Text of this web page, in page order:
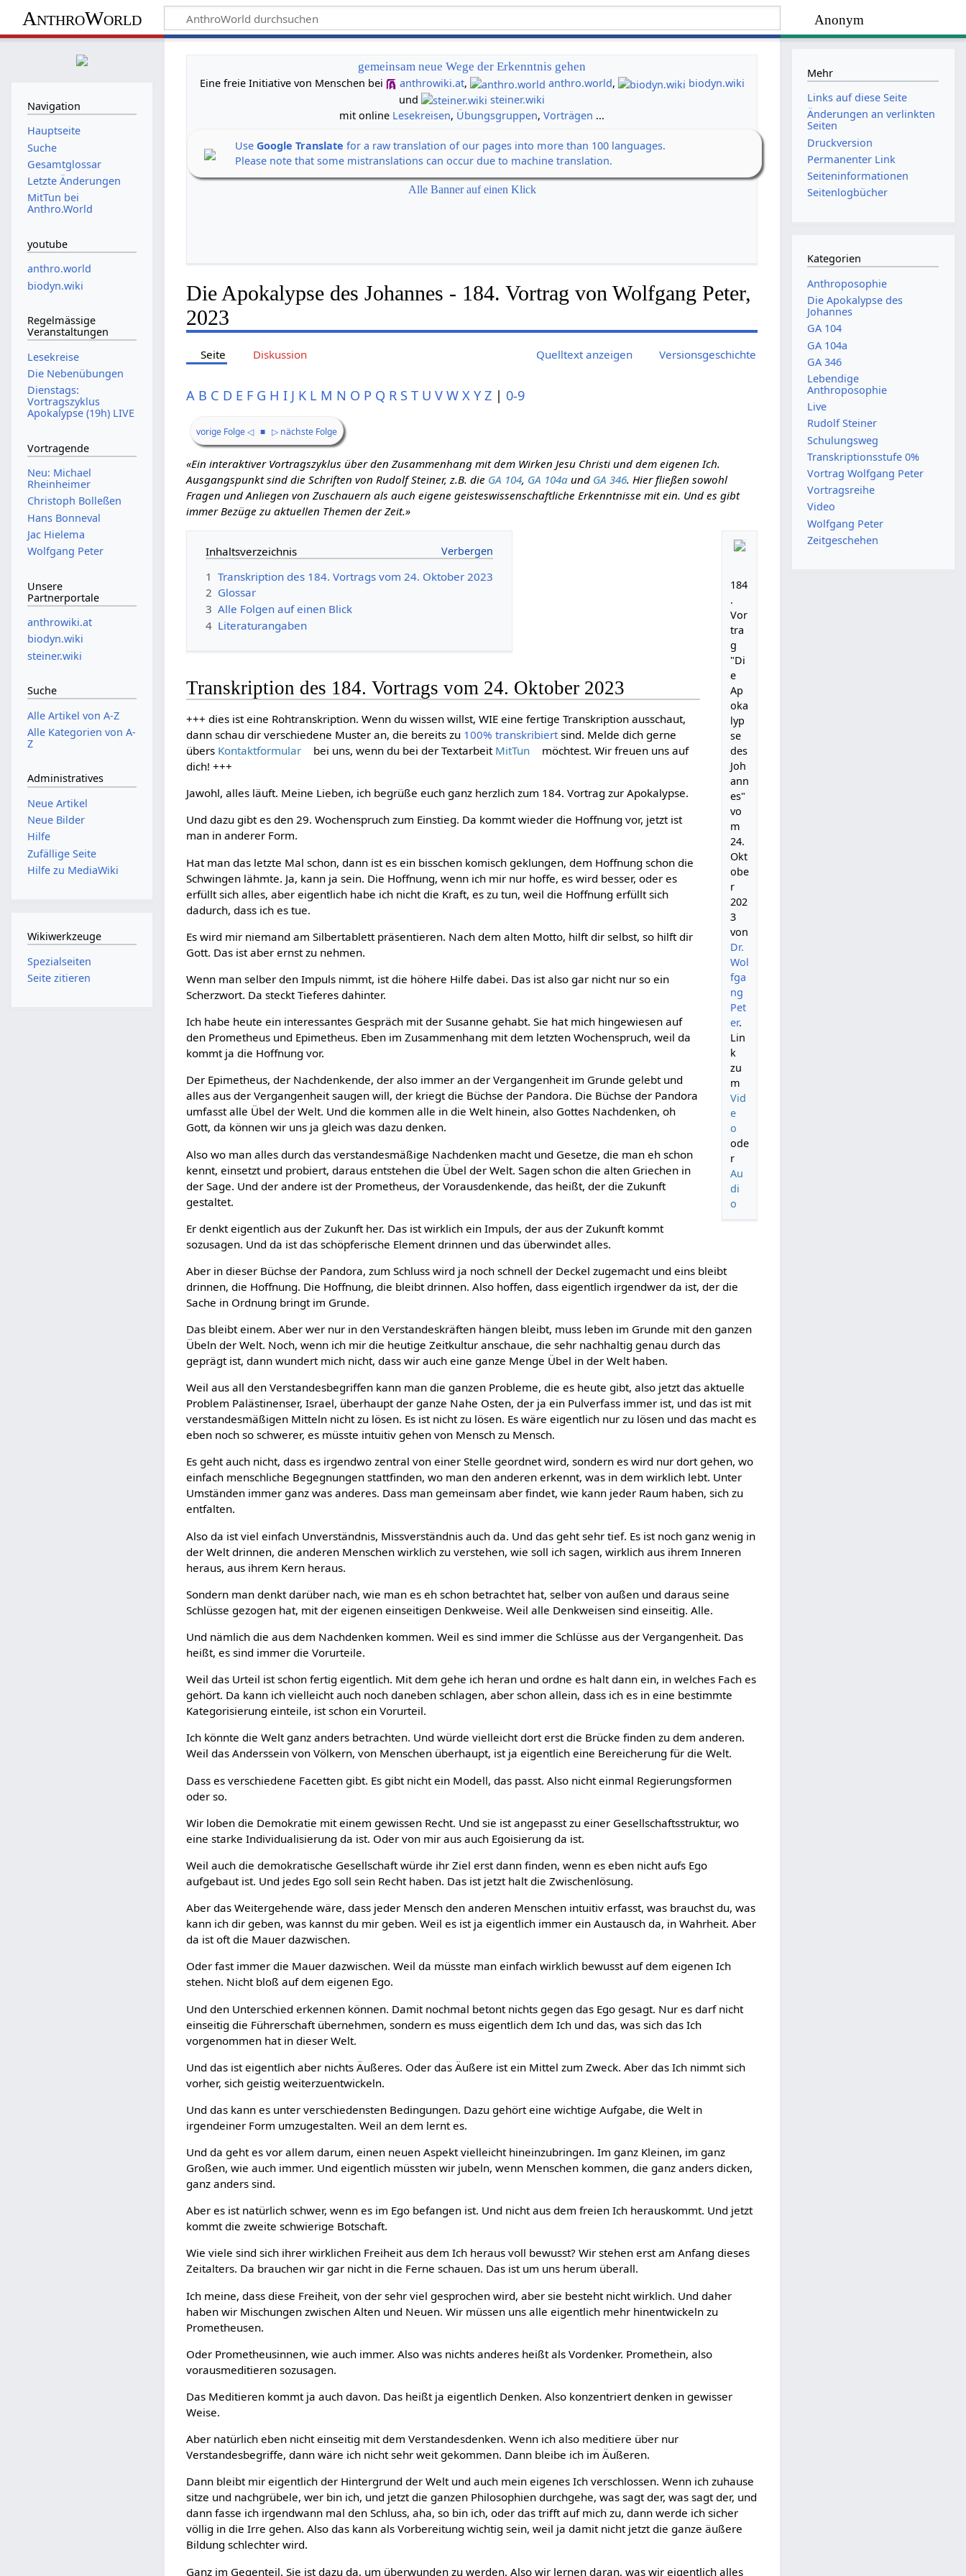
Anonym
AnthroWorld
gemeinsam neue Wege der Erkenntnis gehen
Eine freie Initiative von Menschen bei
anthrowiki.at, anthro.world,
biodyn.wiki
und
steiner.wiki
mit online Lesekreisen, Übungsgruppen,Vorträgen ...
UseGoogle Translate for a raw translation of our pages into more than 100 languages.
Please note that some mistranslations can occur due to machine translation.
Alle Banner auf einen Klick
Die Apokalypse des Johannes - 184. Vortrag von Wolfgang Peter,
2023
Seite Diskussion Quelltext anzeigen Versionsgeschichte
A B C D E F G H I J K L M N O P Q R S T U V W X Y Z | 0-9
vorige Folge ◁ ■ ▷ nächste Folge
«Ein interaktiver Vortragszyklus über den Zusammenhang mit dem Wirken Jesu Christi und dem eigenen Ich.
Ausgangspunkt sind die Schriften von Rudolf Steiner, z.B. die GA 104, GA 104a und GA 346. Hier fließen sowohl
Fragen und Anliegen von Zuschauern als auch eigene geisteswissenschaftliche Erkenntnisse mit ein. Und es gibt
immer Bezüge zu aktuellen Themen der Zeit.»
184
.
Vor
tra
g
"Di
e
Ap
oka
lyp
se
des
Joh
ann
es"
vo
m
24.
Okt
obe
r
202
3
von
Dr.
Wol
fga
ng
Pet
er.
Lin
k
zu
m
Vid
e
o
ode
r
Au
di
o
Inhaltsverzeichnis
1 Transkription des 184. Vortrags vom 24. Oktober 2023
2 Glossar
3 Alle Folgen auf einen Blick
4 Literaturangaben
Transkription des 184. Vortrags vom 24. Oktober 2023
+++ dies ist eine Rohtranskription. Wenn du wissen willst, WIE eine fertige Transkription ausschaut,
dann schau dir verschiedene Muster an, die bereits zu 100% transkribiertsind. Melde dich gerne
übers Kontaktformular bei uns, wenn du bei der Textarbeit MitTun
möchtest. Wir freuen uns auf
dich! +++
Jawohl, alles läuft. Meine Lieben, ich begrüße euch ganz herzlich zum 184. Vortrag zur Apokalypse.
Und dazu gibt es den 29. Wochenspruch zum Einstieg. Da kommt wieder die Hoffnung vor, jetzt ist
man in anderer Form.
Hat man das letzte Mal schon, dann ist es ein bisschen komisch geklungen, dem Hoffnung schon die
Schwingen lähmte. Ja, kann ja sein. Die Hoffnung, wenn ich mir nur hoffe, es wird besser, oder es
erfüllt sich alles, aber eigentlich habe ich nicht die Kraft, es zu tun, weil die Hoffnung erfüllt sich
dadurch, dass ich es tue.
Es wird mir niemand am Silbertablett präsentieren. Nach dem alten Motto, hilft dir selbst, so hilft dir
Gott. Das ist aber ernst zu nehmen.
Wenn man selber den Impuls nimmt, ist die höhere Hilfe dabei. Das ist also gar nicht nur so ein
Scherzwort. Da steckt Tieferes dahinter.
Ich habe heute ein interessantes Gespräch mit der Susanne gehabt. Sie hat mich hingewiesen auf
den Prometheus und Epimetheus. Eben im Zusammenhang mit dem letzten Wochenspruch, weil da
kommt ja die Hoffnung vor.
Der Epimetheus, der Nachdenkende, der also immer an der Vergangenheit im Grunde gelebt und
alles aus der Vergangenheit saugen will, der kriegt die Büchse der Pandora. Die Büchse der Pandora
umfasst alle Übel der Welt. Und die kommen alle in die Welt hinein, also Gottes Nachdenken, oh
Gott, da können wir uns ja gleich was dazu denken.
Also wo man alles durch das verstandesmäßige Nachdenken macht und Gesetze, die man eh schon
kennt, einsetzt und probiert, daraus entstehen die Übel der Welt. Sagen schon die alten Griechen in
der Sage. Und der andere ist der Prometheus, der Vorausdenkende, das heißt, der die Zukunft
gestaltet.
Er denkt eigentlich aus der Zukunft her. Das ist wirklich ein Impuls, der aus der Zukunft kommt
sozusagen. Und da ist das schöpferische Element drinnen und das überwindet alles.
Aber in dieser Büchse der Pandora, zum Schluss wird ja noch schnell der Deckel zugemacht und eins bleibt
drinnen, die Hoffnung. Die Hoffnung, die bleibt drinnen. Also hoffen, dass eigentlich irgendwer da ist, der die
Sache in Ordnung bringt im Grunde.
Das bleibt einem. Aber wer nur in den Verstandeskräften hängen bleibt, muss leben im Grunde mit den ganzen
Übeln der Welt. Noch, wenn ich mir die heutige Zeitkultur anschaue, die sehr nachhaltig genau durch das
geprägt ist, dann wundert mich nicht, dass wir auch eine ganze Menge Übel in der Welt haben.
Weil aus all den Verstandesbegriffen kann man die ganzen Probleme, die es heute gibt, also jetzt das aktuelle
Problem Palästinenser, Israel, überhaupt der ganze Nahe Osten, der ja ein Pulverfass immer ist, und das ist mit
verstandesmäßigen Mitteln nicht zu lösen. Es ist nicht zu lösen. Es wäre eigentlich nur zu lösen und das macht es
eben noch so schwerer, es müsste intuitiv gehen von Mensch zu Mensch.
Es geht auch nicht, dass es irgendwo zentral von einer Stelle geordnet wird, sondern es wird nur dort gehen, wo
einfach menschliche Begegnungen stattfinden, wo man den anderen erkennt, was in dem wirklich lebt. Unter
Umständen immer ganz was anderes. Dass man gemeinsam aber findet, wie kann jeder Raum haben, sich zu
entfalten.
Also da ist viel einfach Unverständnis, Missverständnis auch da. Und das geht sehr tief. Es ist noch ganz wenig in
der Welt drinnen, die anderen Menschen wirklich zu verstehen, wie soll ich sagen, wirklich aus ihrem Inneren
heraus, aus ihrem Kern heraus.
Sondern man denkt darüber nach, wie man es eh schon betrachtet hat, selber von außen und daraus seine
Schlüsse gezogen hat, mit der eigenen einseitigen Denkweise. Weil alle Denkweisen sind einseitig. Alle.
Und nämlich die aus dem Nachdenken kommen. Weil es sind immer die Schlüsse aus der Vergangenheit. Das
heißt, es sind immer die Vorurteile.
Weil das Urteil ist schon fertig eigentlich. Mit dem gehe ich heran und ordne es halt dann ein, in welches Fach es
gehört. Da kann ich vielleicht auch noch daneben schlagen, aber schon allein, dass ich es in eine bestimmte
Kategorisierung einteile, ist schon ein Vorurteil.
Ich könnte die Welt ganz anders betrachten. Und würde vielleicht dort erst die Brücke finden zu dem anderen.
Weil das Anderssein von Völkern, von Menschen überhaupt, ist ja eigentlich eine Bereicherung für die Welt.
Dass es verschiedene Facetten gibt. Es gibt nicht ein Modell, das passt. Also nicht einmal Regierungsformen
oder so.
Wir loben die Demokratie mit einem gewissen Recht. Und sie ist angepasst zu einer Gesellschaftsstruktur, wo
eine starke Individualisierung da ist. Oder von mir aus auch Egoisierung da ist.
Weil auch die demokratische Gesellschaft würde ihr Ziel erst dann finden, wenn es eben nicht aufs Ego
aufgebaut ist. Und jedes Ego soll sein Recht haben. Das ist jetzt halt die Zwischenlösung.
Aber das Weitergehende wäre, dass jeder Mensch den anderen Menschen intuitiv erfasst, was brauchst du, was
kann ich dir geben, was kannst du mir geben. Weil es ist ja eigentlich immer ein Austausch da, in Wahrheit. Aber
da ist oft die Mauer dazwischen.
Oder fast immer die Mauer dazwischen. Weil da müsste man einfach wirklich bewusst auf dem eigenen Ich
stehen. Nicht bloß auf dem eigenen Ego.
Und den Unterschied erkennen können. Damit nochmal betont nichts gegen das Ego gesagt. Nur es darf nicht
einseitig die Führerschaft übernehmen, sondern es muss eigentlich dem Ich und das, was sich das Ich
vorgenommen hat in dieser Welt.
Und das ist eigentlich aber nichts Äußeres. Oder das Äußere ist ein Mittel zum Zweck. Aber das Ich nimmt sich
vorher, sich geistig weiterzuentwickeln.
Und das kann es unter verschiedensten Bedingungen. Dazu gehört eine wichtige Aufgabe, die Welt in
irgendeiner Form umzugestalten. Weil an dem lernt es.
Und da geht es vor allem darum, einen neuen Aspekt vielleicht hineinzubringen. Im ganz Kleinen, im ganz
Großen, wie auch immer. Und eigentlich müssten wir jubeln, wenn Menschen kommen, die ganz anders dicken,
ganz anders sind.
Aber es ist natürlich schwer, wenn es im Ego befangen ist. Und nicht aus dem freien Ich herauskommt. Und jetzt
kommt die zweite schwierige Botschaft.
Wie viele sind sich ihrer wirklichen Freiheit aus dem Ich heraus voll bewusst? Wir stehen erst am Anfang dieses
Zeitalters. Da brauchen wir gar nicht in die Ferne schauen. Das ist um uns herum überall.
Ich meine, dass diese Freiheit, von der sehr viel gesprochen wird, aber sie besteht nicht wirklich. Und daher
haben wir Mischungen zwischen Alten und Neuen. Wir müssen uns alle eigentlich mehr hinentwickeln zu
Prometheusen.
Oder Prometheusinnen, wie auch immer. Also was nichts anderes heißt als Vordenker. Promethein, also
vorausmeditieren sozusagen.
Das Meditieren kommt ja auch davon. Das heißt ja eigentlich Denken. Also konzentriert denken in gewisser
Weise.
Aber natürlich eben nicht einseitig mit dem Verstandesdenken. Wenn ich also meditiere über nur
Verstandesbegriffe, dann wäre ich nicht sehr weit gekommen. Dann bleibe ich im Äußeren.
Dann bleibt mir eigentlich der Hintergrund der Welt und auch mein eigenes Ich verschlossen. Wenn ich zuhause
sitze und nachgrübele, wer bin ich, und jetzt die ganzen Philosophien durchgehe, was sagt der, was sagt der, und
dann fasse ich irgendwann mal den Schluss, aha, so bin ich, oder das trifft auf mich zu, dann werde ich sicher
völlig in die Irre gehen. Also das kann als Vorbereitung wichtig sein, weil ja damit nicht jetzt die ganze äußere
Bildung schlechter wird.
Ganz im Gegenteil. Sie ist dazu da, um überwunden zu werden. Also wir lernen daran, was wir eigentlich alles
Navigation
Hauptseite
Suche
Gesamtglossar
Letzte Änderungen
MitTun bei
Anthro.World
youtube
anthro.world
biodyn.wiki
Regelmässige
Veranstaltungen
Lesekreise
Die Nebenübungen
Dienstags:
Vortragszyklus
Apokalypse (19h) LIVE
Vortragende
Neu: Michael
Rheinheimer
Christoph Bolleßen
Hans Bonneval
Jac Hielema
Wolfgang Peter
Unsere
Partnerportale
anthrowiki.at
biodyn.wiki
steiner.wiki
Suche
Alle Artikel von A-Z
Alle Kategorien von A-
Z
Administratives
Neue Artikel
Neue Bilder
Hilfe
Zufällige Seite
Hilfe zu MediaWiki
Wikiwerkzeuge
Spezialseiten
Seite zitieren
Mehr
Links auf diese Seite
Änderungen an verlinkten
Seiten
Druckversion
Permanenter Link
Seiten­­informationen
Seitenlogbücher
Kategorien
Anthroposophie
Die Apokalypse des
Johannes
GA 104
GA 104a
GA 346
Lebendige
Anthroposophie
Live
Rudolf Steiner
Schulungsweg
Transkriptionsstufe 0%
Vortrag Wolfgang Peter
Vortragsreihe
Video
Wolfgang Peter
Zeitgeschehen